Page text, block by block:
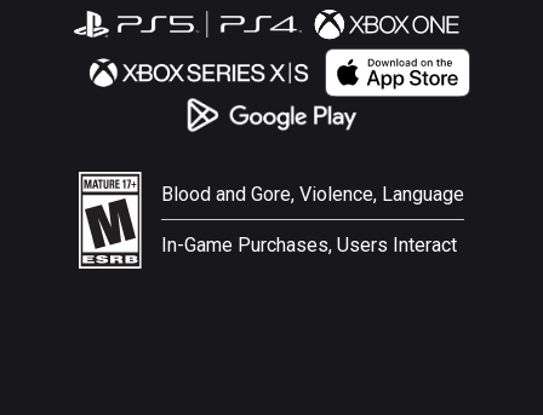
Blood and Gore, Violence, Language
In-Game Purchases, Users Interact